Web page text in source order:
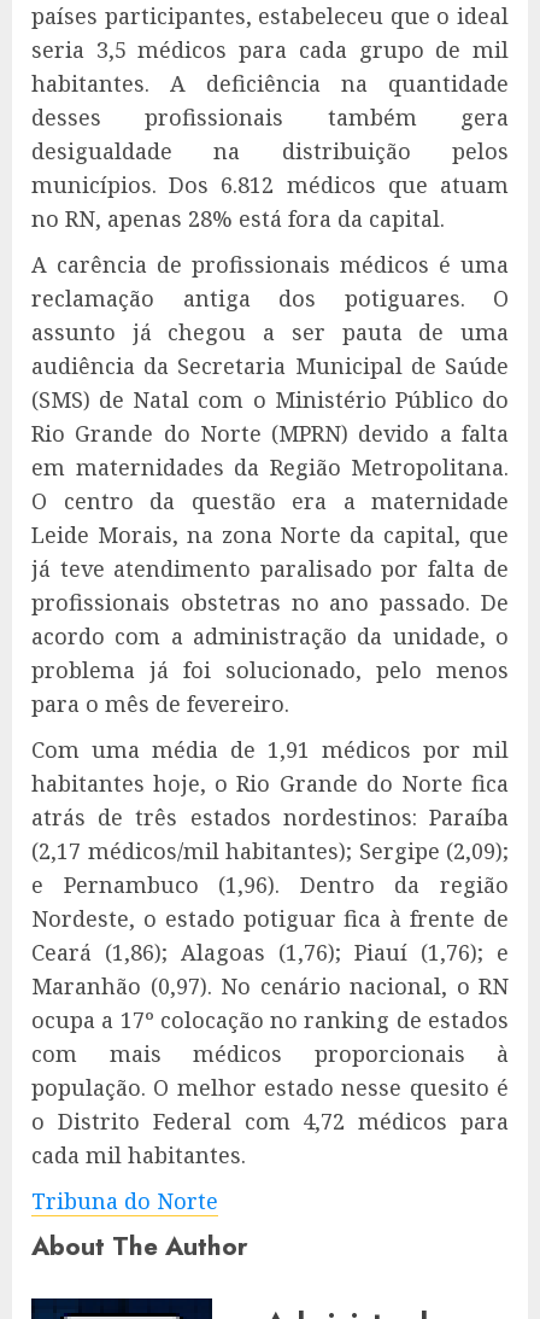
países participantes, estabeleceu que o ideal
seria 3,5 médicos para cada grupo de mil
habitantes. A deficiência na quantidade
desses profissionais também gera
desigualdade na distribuição pelos
municípios. Dos 6.812 médicos que atuam
no RN, apenas 28% está fora da capital.
A carência de profissionais médicos é uma
reclamação antiga dos potiguares. O
assunto já chegou a ser pauta de uma
audiência da Secretaria Municipal de Saúde
(SMS) de Natal com o Ministério Público do
Rio Grande do Norte (MPRN) devido a falta
em maternidades da Região Metropolitana.
O centro da questão era a maternidade
Leide Morais, na zona Norte da capital, que
já teve atendimento paralisado por falta de
profissionais obstetras no ano passado. De
acordo com a administração da unidade, o
problema já foi solucionado, pelo menos
para o mês de fevereiro.
Com uma média de 1,91 médicos por mil
habitantes hoje, o Rio Grande do Norte fica
atrás de três estados nordestinos: Paraíba
(2,17 médicos/mil habitantes); Sergipe (2,09);
e Pernambuco (1,96). Dentro da região
Nordeste, o estado potiguar fica à frente de
Ceará (1,86); Alagoas (1,76); Piauí (1,76); e
Maranhão (0,97). No cenário nacional, o RN
ocupa a 17º colocação no ranking de estados
com mais médicos proporcionais à
população. O melhor estado nesse quesito é
o Distrito Federal com 4,72 médicos para
cada mil habitantes.
Tribuna do Norte
About The Author